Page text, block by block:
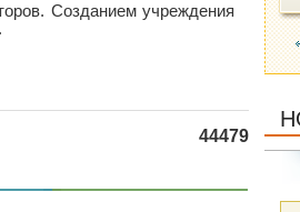
Созданием учреждения
44479